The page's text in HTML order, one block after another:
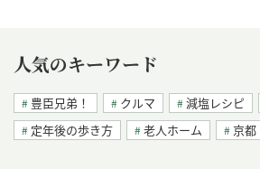
人気のキーワード
豊臣兄弟！ クルマ 減塩レシピ
定年後の歩き方
老人ホーム 京都